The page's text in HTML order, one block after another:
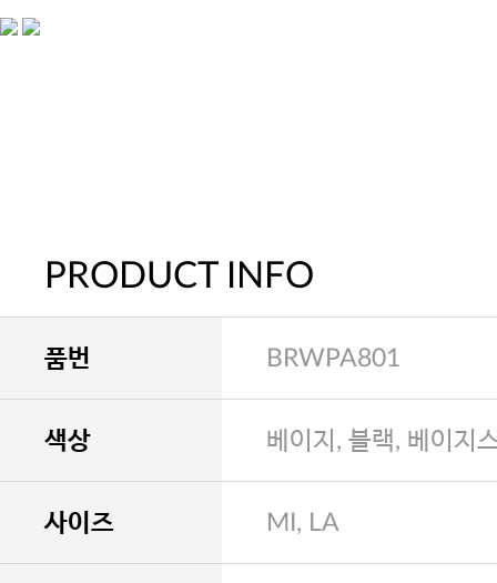
PRODUCT INFO
품번 BRWPA801
색상 베이지, 블랙, 베이지
사이즈 MI, LA